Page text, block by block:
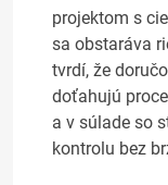
projektom s
sa obstaráva
tvrdí, že
doťahujú
a v súlade so
kontrolu bez